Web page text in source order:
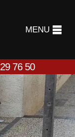
MENU
76 50